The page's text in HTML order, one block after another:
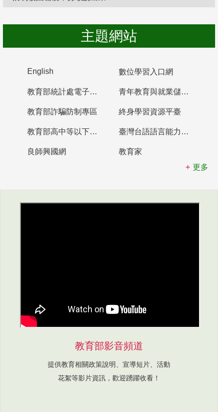
主題網站
English 數位學習入口網
教育部統計處電子書櫃 青年教育與就業儲蓄帳戶
教育部詐騙防制專區 終身學習資源平臺
教育部高中等以下學校及幼兒園教師資格檢定考試 臺灣台語語言能力認證網站
良師興國網
教育家
更多
教育部影音頻道
提供教育相關政策說明、宣導短片、活動
花絮等影片資訊，歡迎踴躍收看！